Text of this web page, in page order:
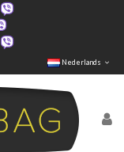
Nederlands